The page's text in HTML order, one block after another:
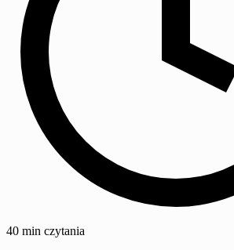
40 min czytania